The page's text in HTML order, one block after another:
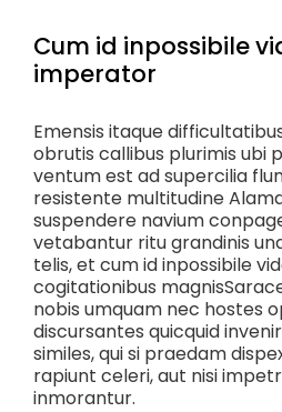
Cum id inpossibile
imperator
Emensis itaque
obrutis callibus plurimis ubi
ventum est ad supercilia
resistente multitudine
suspendere navium
vetabantur ritu grandinis
telis, et cum id inpossibile
cogitationibus
nobis umquam nec hostes
discursantes quicquid
similes, qui si praedam
rapiunt celeri, aut nisi
inmorantur.